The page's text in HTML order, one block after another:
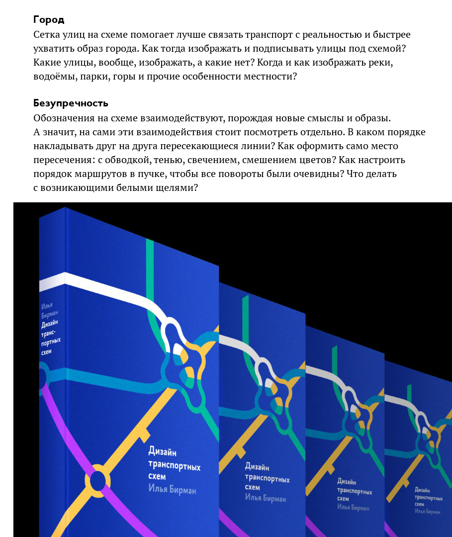
Город
Сетка улиц на схеме помогает лучше связать транспорт с реальностью и быстрее
ухватить образ города. Как тогда изображать и подписывать улицы под схемой?
Какие улицы, вообще, изображать, а какие нет? Когда и как изображать реки,
водоёмы, парки, горы и прочие особенности местности?
Безупречность
Обозначения на схеме взаимодействуют, порождая новые смыслы и образы.
А значит, на сами эти взаимодействия стоит посмотреть отдельно. В каком порядке
накладывать друг на друга пересекающиеся линии? Как оформить само место
пересечения: с обводкой, тенью, свечением, смешением цветов? Как настроить
порядок маршрутов в пучке, чтобы все повороты были очевидны? Что делать
с возникающими белыми щелями?